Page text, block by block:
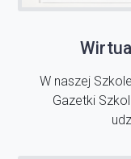
W naszej
Gazetki